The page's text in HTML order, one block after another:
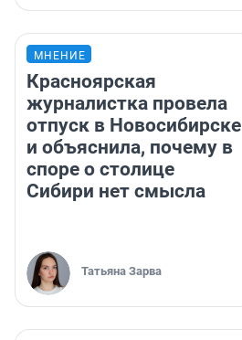
МНЕНИЕ
Красноярская
журналистка провела
отпуск в Новосибирске
и объяснила, почему в
споре о столице
Сибири нет смысла
Татьяна Зарва